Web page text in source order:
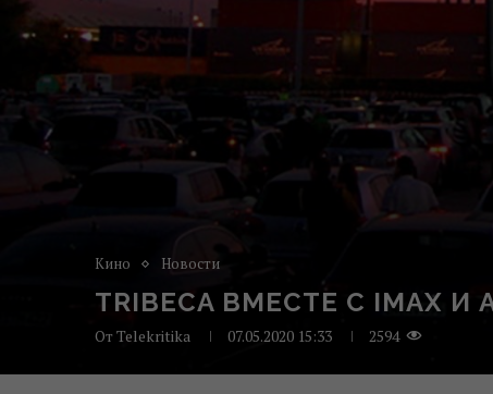
Кино Новости
TRIBECA ВМЕСТЕ С IMAX
ОтTelekritika 07.05.2020 15:33 2594